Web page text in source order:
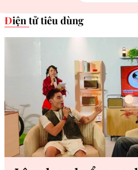
Điện tử tiêu dùng